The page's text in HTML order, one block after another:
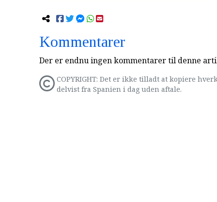
Kommentarer
Der er endnu ingen kommentarer til denne
COPYRIGHT: Det er ikke tilladt at kopiere
delvist fra Spanien i dag uden aftale.